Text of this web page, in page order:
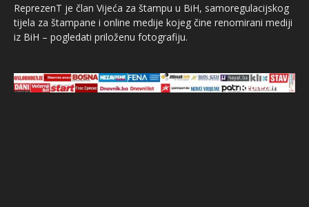
ReprezenT je član Vijeća za štampu u BiH, samoregulacijskog
tijela za štampane i online medije kojeg čine renomirani mediji
iz BiH – pogledati priloženu fotografiju.